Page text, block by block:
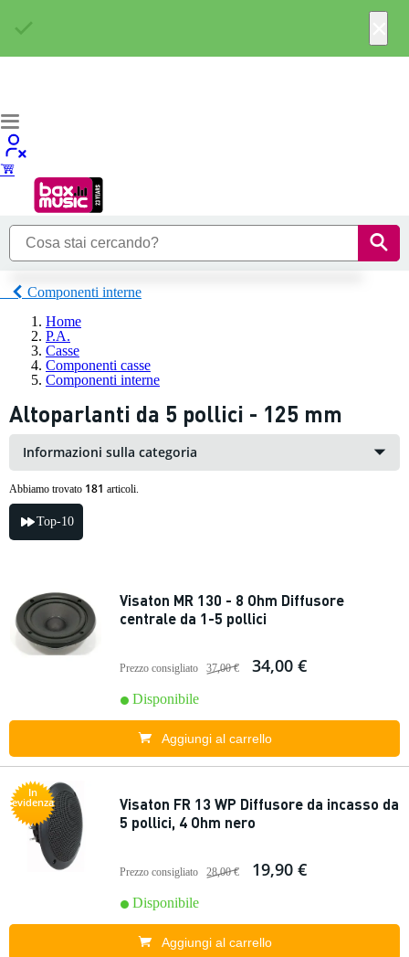
Componenti interne
Home
P.A.
Casse
Componenti casse
Componenti interne
Altoparlanti da 5 pollici - 125 mm
Informazioni sulla categoria
Abbiamo trovato 181 articoli.
Top-10
Visaton MR 130 - 8 Ohm Diffusore
centrale da 1-5 pollici
Prezzo consigliato 37,00 € 34,00 €
Disponibile
Aggiungi al carrello
In
evidenza
Visaton FR 13 WP Diffusore da incasso da
5 pollici, 4 Ohm nero
Prezzo consigliato 28,00 € 19,90 €
Disponibile
Aggiungi al carrello